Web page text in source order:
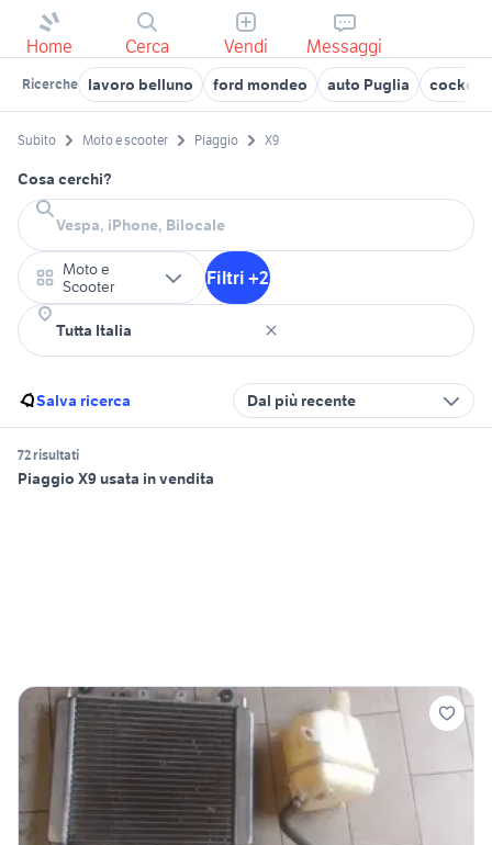
Home Cerca Vendi Messaggi
Ricerche lavoro belluno ford mondeo auto Puglia cocker
Subito Moto e scooter Piaggio X9
Cosa cerchi?
Moto e
Scooter
Filtri +2
Salva ricerca Dal più recente
72 risultati
Piaggio X9 usata in vendita